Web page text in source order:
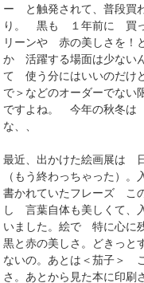
ー と触発されて、普段買
り。 黒も １年前に 買
リーンや 赤の美しさを
か 活躍する場面は少ない
て 使う分にはいいのだけ
で＞などのオーダーでな
ですよね。 今年の秋冬
な、、
最近、出かけた絵画展は
（もう終わっちゃった）
書かれていたフレーズ こ
し 言葉自体も美しくて、
いました。絵で 特に心
黒と赤の美しさ。どきっ
ないの。あとは＜茄子＞
さ。あとから見た本に印